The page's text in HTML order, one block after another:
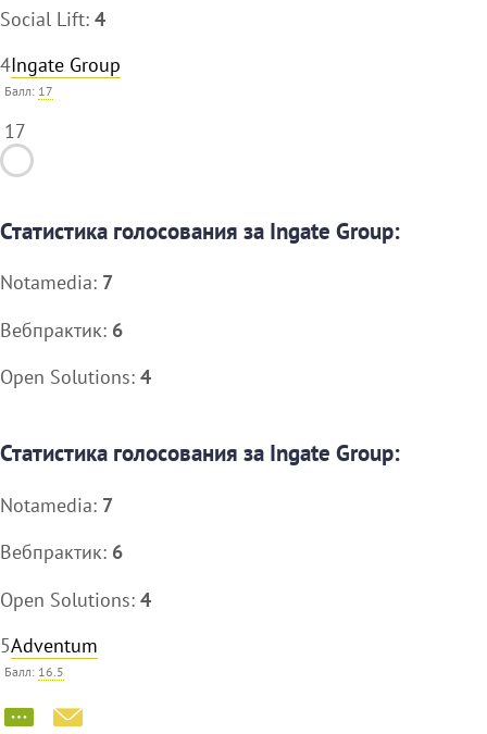
Social Lift: 4
4Ingate Group
Балл: 17
17
Статистика голосования за Ingate Group:
Notamedia: 7
Вебпрактик: 6
Open Solutions: 4
Статистика голосования за Ingate Group:
Notamedia: 7
Вебпрактик: 6
Open Solutions: 4
5Adventum
Балл: 16.5